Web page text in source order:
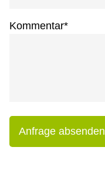
Kommentar*
Anfrage absenden